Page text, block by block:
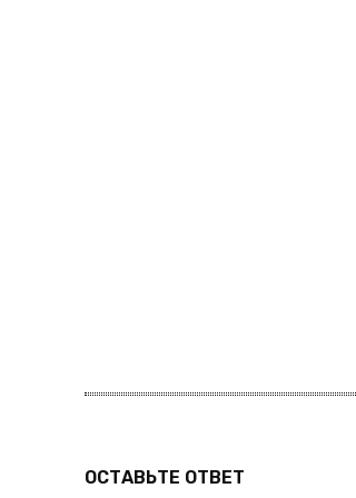
ОСТАВЬТЕ ОТВЕТ